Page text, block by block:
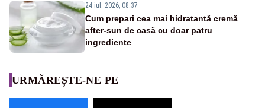
24 iul. 2026, 08:37
Cum prepari cea mai hidratantă cremă
after-sun de casă cu doar patru
ingrediente
URMĂREȘTE-NE PE